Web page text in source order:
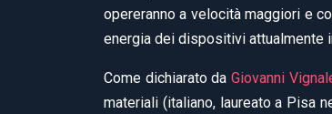
opereranno a velocità maggiori e
energia dei dispositivi attualmente
Come dichiarato da Giovanni
materiali (italiano, laureato a Pisa